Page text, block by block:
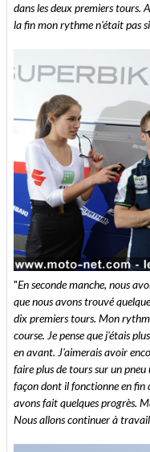
dans les deux premiers tours.
la fin mon rythme n'était pas
"En seconde manche, nous
que nous avons trouvé
dix premiers tours. Mon
course. Je pense que j'étais
en avant. J'aimerais avoir
faire plus de tours sur un
façon dont il fonctionne en fin
avons fait quelques progrès.
Nous allons continuer à